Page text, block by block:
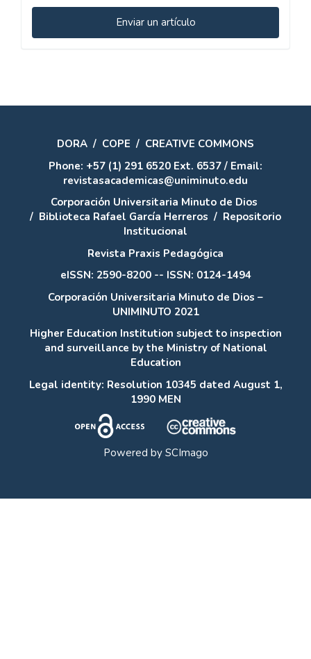
Enviar
un
Enviar un artículo
DORA / COPE / CREATIVE COMMONS
Phone: +57 (1) 291 6520 Ext. 6537 / Email:
revistasacademicas@uniminuto.edu
Corporación Universitaria Minuto de Dios
/ Biblioteca Rafael García Herreros / Repositorio
Institucional
Revista Praxis Pedagógica
eISSN: 2590-8200 -- ISSN: 0124-1494
Corporación Universitaria Minuto de Dios –
UNIMINUTO 2021
Higher Education Institution subject to inspection
and surveillance by the Ministry of National
Education
Legal identity: Resolution 10345 dated August 1,
1990 MEN
Powered by SCImago